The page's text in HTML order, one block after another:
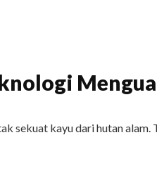
sekuat kayu dari hutan